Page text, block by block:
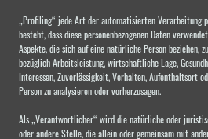
„Profiling“ jede Art der automatisierten Verarbeitung
besteht, dass diese personenbezogenen Daten
Aspekte, die sich auf eine natürliche Person beziehen,
bezüglich Arbeitsleistung, wirtschaftliche Lage,
Interessen, Zuverlässigkeit, Verhalten, Aufenthaltsort
Person zu analysieren oder vorherzusagen.
Als „Verantwortlicher“ wird die natürliche oder
oder andere Stelle, die allein oder gemeinsam mit